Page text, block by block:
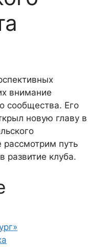
внимание
сообщества. Его
новую главу в
рассмотрим путь
развитие клуба.